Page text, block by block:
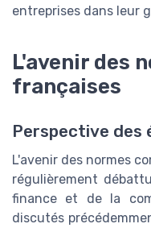
entreprises dans leur
L'avenir des
françaises
Perspective des
L'avenir des normes
régulièrement
finance et de la
discutés